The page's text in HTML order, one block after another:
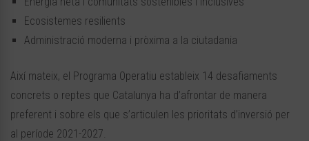
Ecosistemes resilients
Administració moderna i pròxima a la ciutadania
Així mateix, el Programa Operatiu estableix 14 desafiaments
concrets o reptes que Catalunya ha d’afrontar de manera
preferent i sobre els que s’articulen les prioritats d’inversió per
al període 2021-2027.